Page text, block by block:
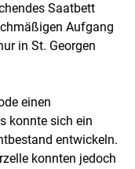
Saatbett
Aufgang
in St. Georgen
einen
konnte sich ein
entwickeln.
konnten jedoch